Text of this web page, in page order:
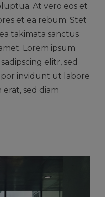
At vero eos et
et ea rebum. Stet
takimata sanctus
Lorem ipsum
elitr, sed
invidunt ut labore
sed diam